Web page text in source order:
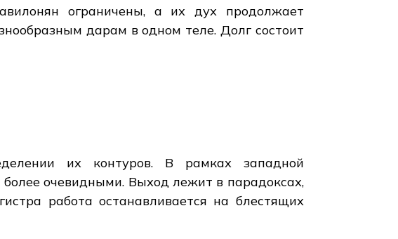
ограничены, а их дух продолжает
дарам в одном теле. Долг состоит
их контуров. В рамках западной
очевидными. Выход лежит в парадоксах,
работа останавливается на блестящих